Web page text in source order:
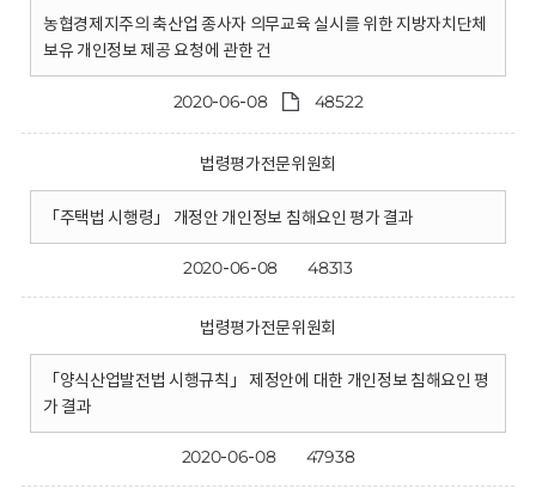
농협경제지주의 축산업 종사자 의무교육 실시를 위한 지방자치단체
보유 개인정보 제공 요청에 관한 건
2020-06-08 48522
법령평가전문위원회
「주택법 시행령」 개정안 개인정보 침해요인 평가 결과
2020-06-08 48313
법령평가전문위원회
「양식산업발전법 시행규칙」 제정안에 대한 개인정보 침해요인 평
가 결과
2020-06-08 47938